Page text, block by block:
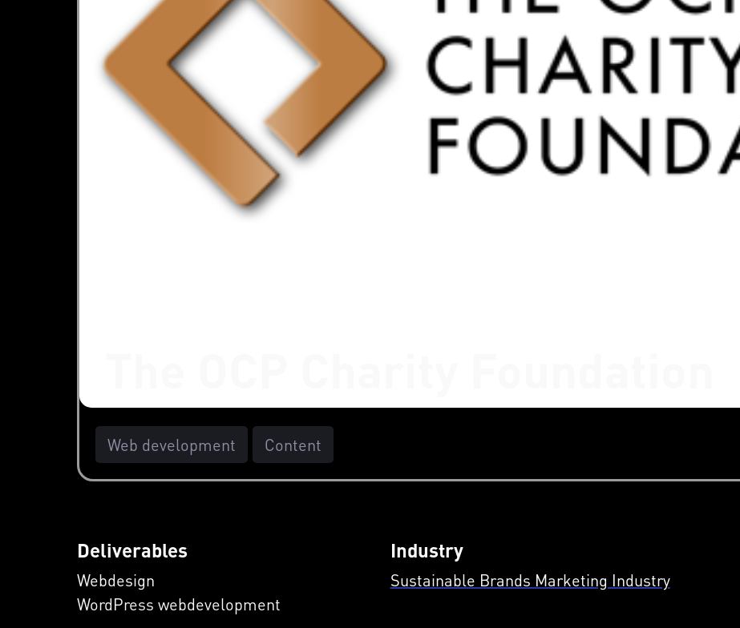
Web development Content
Deliverables
Webdesign
WordPress webdevelopment
Industry
Sustainable Brands Marketing Industry